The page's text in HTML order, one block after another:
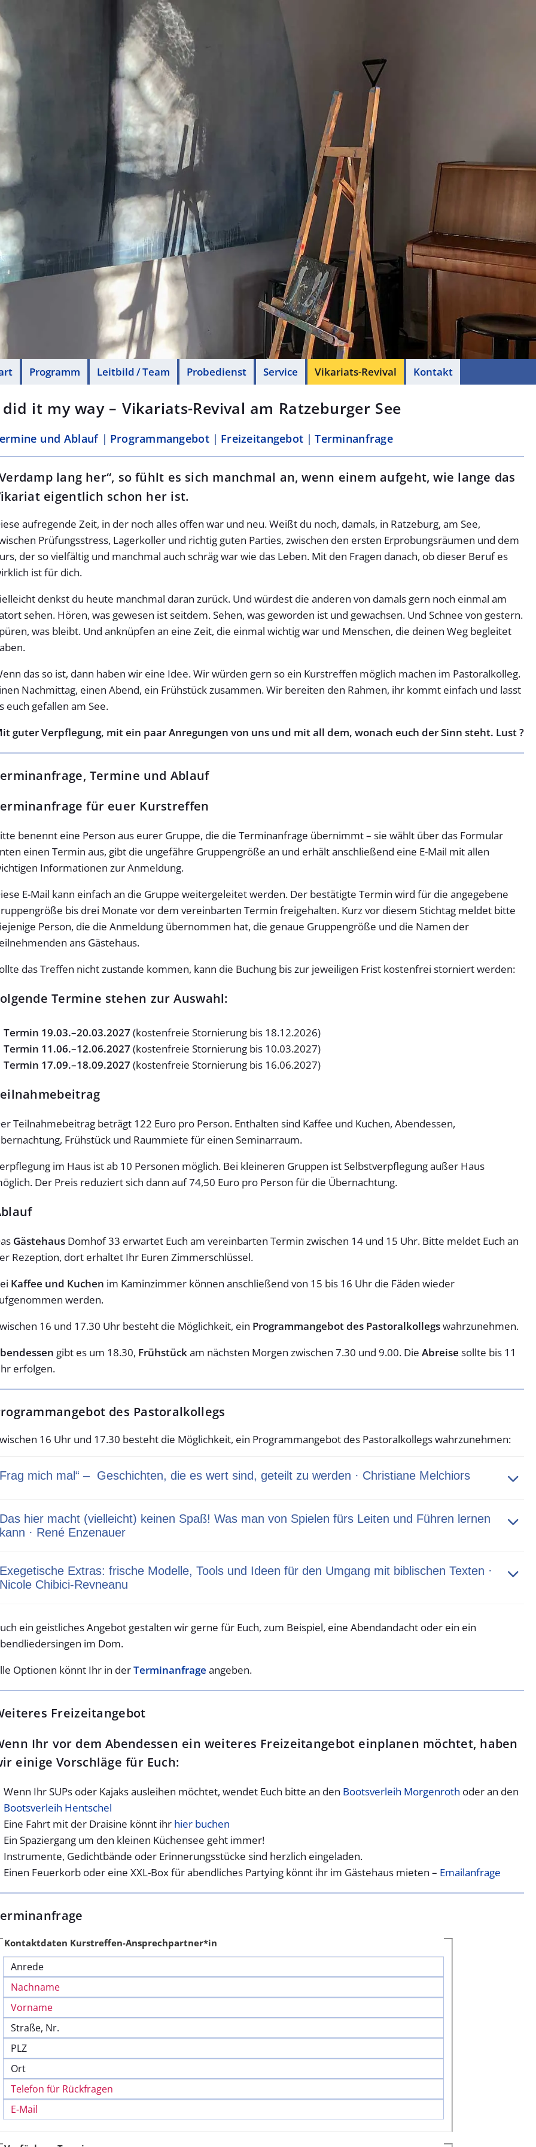
Programm Leitbild / Team Probedienst Service Vikariats-Revival Kontakt
did it my way – Vikariats-Revival am Ratzeburger See
und Ablauf Programmangebot Freizeitangebot Terminanfrage
lang her“, so fühlt es sich manchmal an, wenn einem aufgeht, wie lange das
eigentlich schon her ist.
aufregende Zeit, in der noch alles offen war und neu. Weißt du noch, damals, in Ratzeburg, am See,
Prüfungsstress, Lagerkoller und richtig guten Parties, zwischen den ersten Erprobungsräumen und dem
der so vielfältig und manchmal auch schräg war wie das Leben. Mit den Fragen danach, ob dieser Beruf es
ist für dich.
denkst du heute manchmal daran zurück. Und würdest die anderen von damals gern noch einmal am
sehen. Hören, was gewesen ist seitdem. Sehen, was geworden ist und gewachsen. Und Schnee von gestern.
was bleibt. Und anknüpfen an eine Zeit, die einmal wichtig war und Menschen, die deinen Weg begleitet
das so ist, dann haben wir eine Idee. Wir würden gern so ein Kurstreffen möglich machen im Pastoralkolleg.
Nachmittag, einen Abend, ein Frühstück zusammen. Wir bereiten den Rahmen, ihr kommt einfach und lasst
euch gefallen am See.
guter Verpflegung, mit ein paar Anregungen von uns und mit all dem, wonach euch der Sinn steht. Lust ?
Termine und Ablauf
für euer Kurstreffen
benennt eine Person aus eurer Gruppe, die die Terminanfrage übernimmt – sie wählt über das Formular
einen Termin aus, gibt die ungefähre Gruppengröße an und erhält anschließend eine E-Mail mit allen
Informationen zur Anmeldung.
E-Mail kann einfach an die Gruppe weitergeleitet werden. Der bestätigte Termin wird für die angegebene
bis drei Monate vor dem vereinbarten Termin freigehalten. Kurz vor diesem Stichtag meldet bitte
Person, die die Anmeldung übernommen hat, die genaue Gruppengröße und die Namen der
ans Gästehaus.
das Treffen nicht zustande kommen, kann die Buchung bis zur jeweiligen Frist kostenfrei storniert werden:
Termine stehen zur Auswahl:
Termin 19.03.–20.03.2027 (kostenfreie Stornierung bis 18.12.2026)
Termin 11.06.–12.06.2027 (kostenfreie Stornierung bis 10.03.2027)
Termin 17.09.–18.09.2027 (kostenfreie Stornierung bis 16.06.2027)
Teilnahmebeitrag beträgt 122 Euro pro Person. Enthalten sind Kaffee und Kuchen, Abendessen,
Frühstück und Raummiete für einen Seminarraum.
im Haus ist ab 10 Personen möglich. Bei kleineren Gruppen ist Selbstverpflegung außer Haus
Der Preis reduziert sich dann auf 74,50 Euro pro Person für die Übernachtung.
GästehausDomhof 33 erwartet Euch am vereinbarten Termin zwischen 14 und 15 Uhr. Bitte meldet Euch an
Rezeption, dort erhaltet Ihr Euren Zimmerschlüssel.
Kaffee und Kuchen im Kaminzimmer können anschließend von 15 bis 16 Uhr die Fäden wieder
werden.
16 und 17.30 Uhr besteht die Möglichkeit, ein Programmangebot des Pastoralkollegswahrzunehmen.
gibt es um 18.30, Frühstück am nächsten Morgen zwischen 7.30 und 9.00. Die Abreise sollte bis 11
erfolgen.
des Pastoralkollegs
16 Uhr und 17.30 besteht die Möglichkeit, ein Programmangebot des Pastoralkollegs wahrzunehmen:
Frag mich mal“ – Geschichten, die es wert sind, geteilt zu werden · Christiane Melchiors
Das hier macht (vielleicht) keinen Spaß! Was man von Spielen fürs Leiten und Führen lernen
kann · René Enzenauer
Exegetische Extras: frische Modelle, Tools und Ideen für den Umgang mit biblischen Texten ·
Nicole Chibici-Revneanu
ein geistliches Angebot gestalten wir gerne für Euch, zum Beispiel, eine Abendandacht oder ein ein
im Dom.
Optionen könnt Ihr in derTerminanfrage angeben.
Freizeitangebot
Ihr vor dem Abendessen ein weiteres Freizeitangebot einplanen möchtet, haben
einige Vorschläge für Euch:
Wenn Ihr SUPs oder Kajaks ausleihen möchtet, wendet Euch bitte an den Bootsverleih Morgenroth oder an den
Bootsverleih Hentschel
Eine Fahrt mit der Draisine könnt ihr hier buchen
Ein Spaziergang um den kleinen Küchensee geht immer!
Instrumente, Gedichtbände oder Erinnerungsstücke sind herzlich eingeladen.
Einen Feuerkorb oder eine XXL-Box für abendliches Partying könnt ihr im Gästehaus mieten – Emailanfrage
Kontaktdaten Kurstreffen-Ansprechpartner*in